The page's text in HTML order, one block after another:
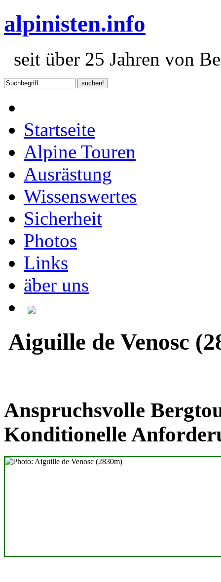
alpinisten.info
seit über 25 Jahren von
Startseite
Alpine Touren
Ausrästung
Wissenswertes
Sicherheit
Photos
Links
äber uns
Aiguille de Venosc
Anspruchsvolle
Konditionelle